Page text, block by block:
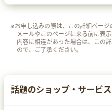
※お申し込みの際は、この詳細ページ
メールやこのページに来る前に表
内容に相違があった場合は、この
ので、ご了承ください。
話題のショップ・サービス